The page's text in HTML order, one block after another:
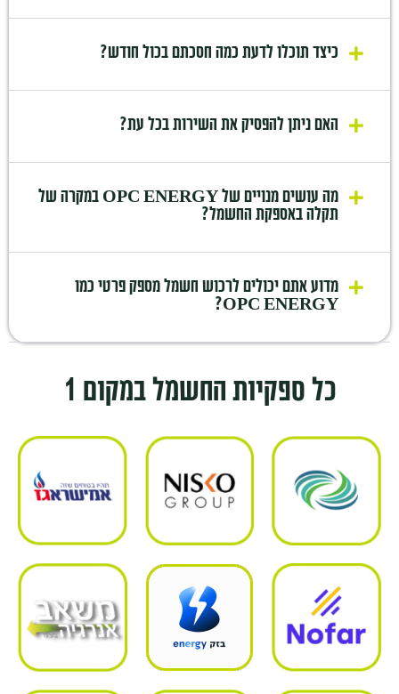
כיצד תוכלו לדעת כמה חסכתם בכול חודש?
האם ניתן להפסיק את השירות בכל עת?
מה עושים מנויים של OPC ENERGY במקרה של
תקלה באספקת החשמל?
מדוע אתם יכולים לרכוש חשמל מספק פרטי כמו
OPC ENERGY?
כל ספקיות החשמל במקום 1